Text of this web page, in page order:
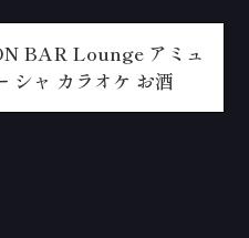
BAR Lounge アミュ
シャ カラオケ お酒